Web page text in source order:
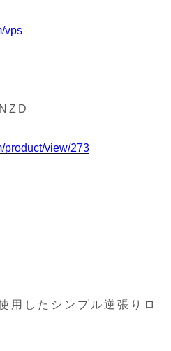
vps
product/view/273
用したシンプル逆張りロ